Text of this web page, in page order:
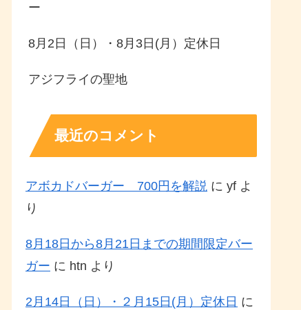
ー
8月2日（日）・8月3日(月）定休日
アジフライの聖地
最近のコメント
アボカドバーガー 700円を解説 に yf よ
り
8月18日から8月21日までの期間限定バー
ガー に htn より
2月14日（日）・２月15日(月）定休日 に